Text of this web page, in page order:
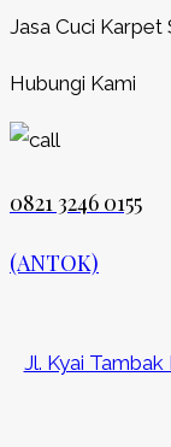
Jasa Cuci Karpet
Hubungi Kami
0821 3246 0155​
(ANTOK)
Jl. Kyai